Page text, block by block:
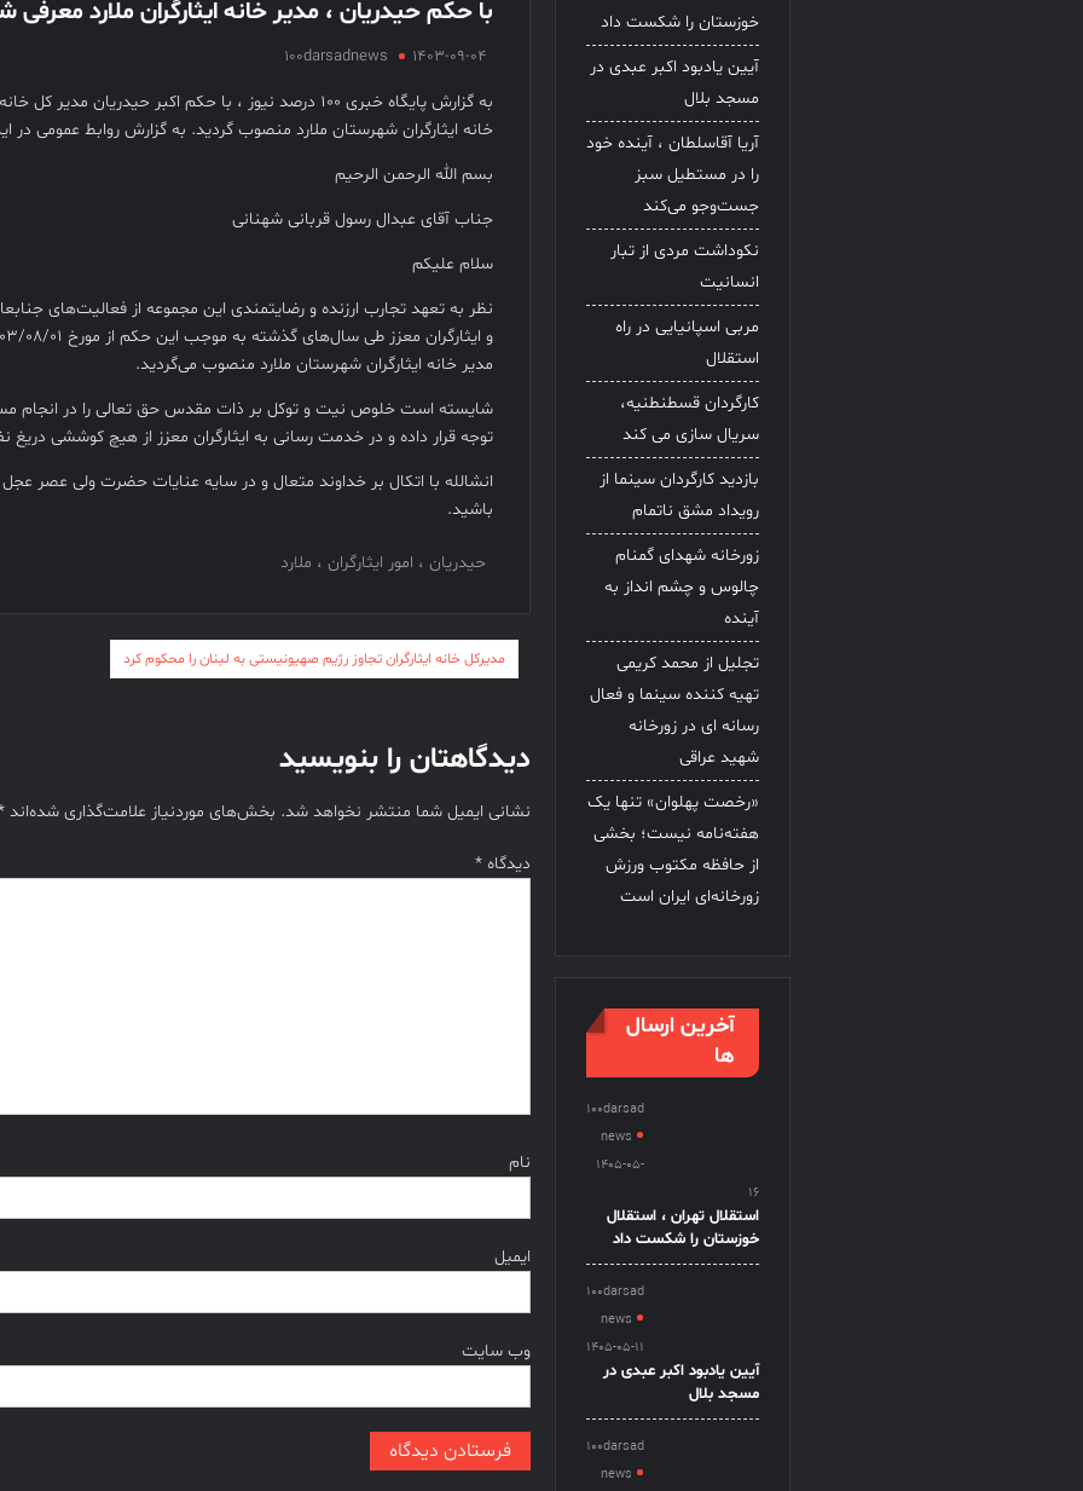
با حکم حیدریان ، مدیر خانه ایثارگران ملارد معرفی
100darsadnews 1403-09-04
به گزارش پایگاه خبری ۱۰۰ درصد نیوز ، با حکم اکبر حیدریان
خانه ایثارگران شهرستان ملارد منصوب گردید. به گزارش روابط عمومی
بسم الله الرحمن الرحیم
جناب آقای عبدال رسول قربانی شهنانی
سلام علیکم
نظر به تعهد تجارب ارزنده و رضایتمندی این مجموعه از فعالیت‌های
مدیر خانه ایثارگران شهرستان ملارد منصوب می‌گردید.
شایسته است خلوص نیت و توکل بر ذات مقدس حق تعالی را در انجام
توجه قرار داده و در خدمت رسانی به ایثارگران معزز از هیچ کوششی دریغ
انشالله با اتکال بر خداوند متعال و در سایه عنایات حضرت ولی عصر عجل
باشید.
حیدریان ، امور ایثارگران ، ملارد
راهبری
مدیرکل خانه ایثارگران تجاوز رژیم صهیونیستی به لبنان را محکوم کرد
دیدگاهتان را بنویسید
نشانی ایمیل شما منتشر نخواهد شد. بخش‌های موردنیاز علامت‌گذاری شده‌اند
دیدگاه *
نام
ایمیل
وب‌ سایت
خوزستان را شکست داد
آیین یادبود اکبر عبدی در
مسجد بلال
آریا آقاسلطان ، آینده خود
را در مستطیل سبز
جست‌وجو می‌کند
نکوداشت مردی از تبار
انسانیت
مربی اسپانیایی در راه
استقلال
کارگردان قسطنطنیه،
سریال سازی می کند
بازدید کارگردان سینما از
رویداد مشق ناتمام
زورخانه شهدای گمنام
چالوس و چشم انداز به
آینده
تجلیل از محمد کریمی
تهیه کننده سینما و فعال
رسانه ای در زورخانه
شهید عراقی
«رخصت پهلوان» تنها یک
هفته‌نامه نیست؛ بخشی
از حافظه مکتوب ورزش
زورخانه‌ای ایران است
آخرین ارسال
ها
100darsad
news
1405-05-
16
استقلال تهران ، استقلال
خوزستان را شکست داد
100darsad
news
1405-05-11
آیین یادبود اکبر عبدی در
مسجد بلال
100darsad
news